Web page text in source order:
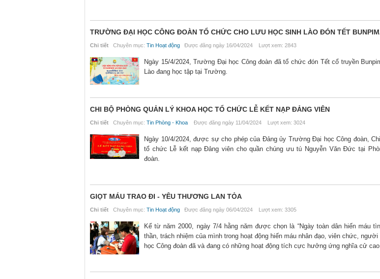
TRƯỜNG ĐẠI HỌC CÔNG ĐOÀN TỔ CHỨC CHO LƯU HỌC SINH LÀO ĐÓN TẾT
Chi tiết Chuyên mục: Tin Hoạt động Được đăng ngày 16/04/2024 Lượt xem: 2843
Ngày 15/4/2024, Trường Đại học Công đoàn đã tổ chức đón Tết cổ truyền
Lào đang học tập tại Trường.
CHI BỘ PHÒNG QUẢN LÝ KHOA HỌC TỔ CHỨC LỄ KẾT NẠP ĐẢNG VIÊN
Chi tiết Chuyên mục: Tin Phòng - Khoa Được đăng ngày 11/04/2024 Lượt xem: 3024
Ngày 10/4/2024, được sự cho phép của Đảng ủy Trường Đại học Công đoàn,
tổ chức Lễ kết nạp Đảng viên cho quần chúng ưu tú Nguyễn Văn Đức tại
đoàn.
GIỌT MÁU TRAO ĐI - YÊU THƯƠNG LAN TỎA
Chi tiết Chuyên mục: Tin Hoạt động Được đăng ngày 06/04/2024 Lượt xem: 3305
Kể từ năm 2000, ngày 7/4 hằng năm được chọn là “Ngày toàn dân hiến máu
thần, trách nhiệm của mình trong hoạt động hiến máu nhân đạo, viên chức,
học Công đoàn đã và đang có những hoạt động tích cực hưởng ứng nghĩa cử cao